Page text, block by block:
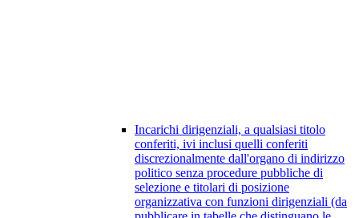
Incarichi dirigenziali, a qualsiasi titolo
conferiti, ivi inclusi quelli conferiti
discrezionalmente dall'organo di indirizzo
politico senza procedure pubbliche di
selezione e titolari di posizione
organizzativa con funzioni dirigenziali (da